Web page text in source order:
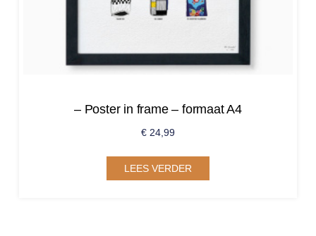
– Poster in frame – formaat A4
€ 24,99
LEES VERDER